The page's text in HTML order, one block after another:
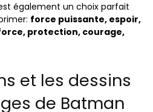
également un choix parfait
force puissante, espoir,
protection, courage,
et les dessins
​​de Batman